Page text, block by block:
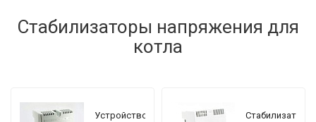
Стабилизаторы напряжения для
котла
Устройство
Стабилизатор